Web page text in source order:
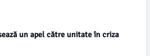
un apel către unitate în criza